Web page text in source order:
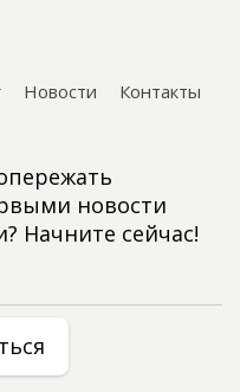
Новости
Контакты
новости
Начните сейчас!